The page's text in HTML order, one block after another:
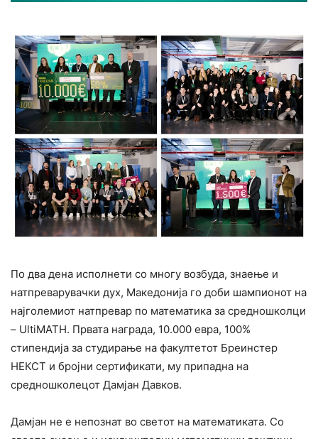
По два дена исполнети со многу возбуда, знаење и
натпреварувачки дух, Македонија го доби шампионот на
најголемиот натпревар по математика за средношколци
– UltiMATH. Првата награда, 10.000 евра, 100%
стипендија за студирање на факултетот Бреинстер
НЕКСТ и бројни сертификати, му припадна на
средношколецот Дамјан Давков.
Дамјан не е непознат во светот на математиката. Со